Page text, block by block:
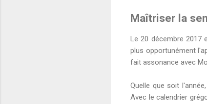
Maîtriser la
Le 20 décembre 2017
plus opportunément
fait assonance avec
Quelle que soit
Avec le calendrier